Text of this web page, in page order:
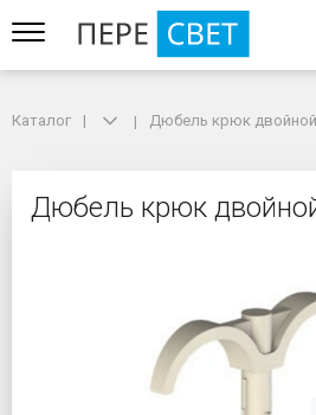
Дюбель крюк двойной 16-25*70 мм
Каталог Дюбель крюк
Дюбель крюк